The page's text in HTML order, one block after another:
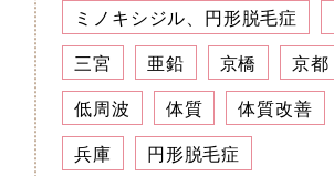
ミノキシジル、円形脱毛症
三宮
亜鉛 京橋
京都
低周波
体質 体質改善
兵庫
円形脱毛症